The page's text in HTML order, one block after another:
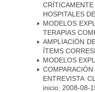
HOSPITALES
MODELOS
TERAPIAS
AMPLIACIÓN
ÍTEMS
MODELOS
ENTREVISTA
inicio: 2008-08-